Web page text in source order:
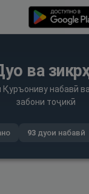
ва
набавӣ
забони тоҷикӣ
93дуои набавӣ